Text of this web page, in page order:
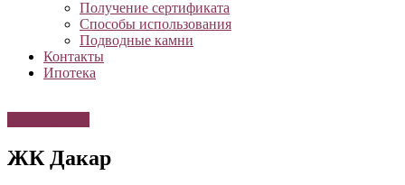
Получение сертификата
Способы использования
Подводные камни
Контакты
Ипотека
ЖК Дакар